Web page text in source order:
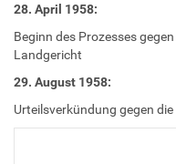
28. April 1958:
Beginn des Prozesses
Landgericht
29. August 1958:
Urteilsverkündung gegen